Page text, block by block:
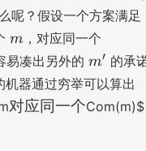
g
m
)
c
m
(
呢？假设一个方案满足
m
m ，对应同一个
o
m
(
m
易凑出另外的 m
'
m′ 的承
器通过穷举可以算出
o
对
对应同一个Com(m)$